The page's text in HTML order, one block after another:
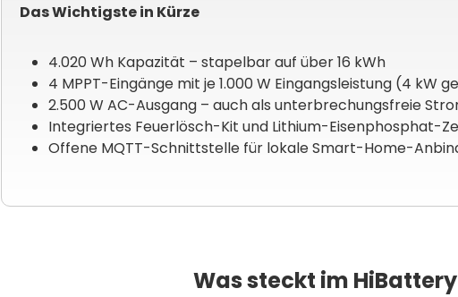
Das Wichtigste in Kürze
4.020 Wh Kapazität – stapelbar auf über 16 kWh
4 MPPT-Eingänge mit je 1.000 W Eingangsleistung (4 kW
2.500 W AC-Ausgang – auch als unterbrechungsfreie
Integriertes Feuerlösch-Kit und Lithium-Eisenphosphat-
Offene MQTT-Schnittstelle für lokale Smart-Home-
Was steckt im HiBattery